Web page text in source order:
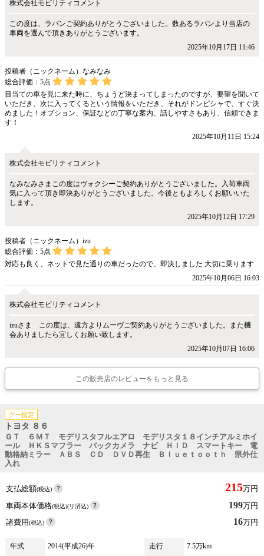
株式会社モビリティコメント
この度は、ラパンご契約ありがとうございました。数あるラパンより当店の
車両を選んで頂きありがとうございます。
2025年10月17日 11:46
投稿者（ニックネーム）なみなみ
総合評価： 5点
目当ての車を見に来た時に、ちょうど決まってしまったのですが、要望を聞いて
いただき、次に入ってくるという情報をいただき、それがドンピシャで、すぐ決
めました！オプション、保証などの丁寧な案内、話しやすさもあり、信頼できま
す！
2025年10月11日 15:24
株式会社モビリティコメント
なみなみさまこの度はヴォクシーご契約ありがとうございました。入荷車両
気に入って頂き即決ありがとうございました。今後ともよろしくお願いいた
します。
2025年10月12日 17:29
投稿者（ニックネーム）izu
総合評価： 5点
対応も良く、ネットで見た通りの車だったので、即決しました 大切に乗ります
2025年10月06日 16:03
株式会社モビリティコメント
izuさま この度は、遠方よりムーヴご契約ありがとうございました。また機
会ありましたら宜しくお願い致します。
2025年10月07日 16:06
この販売店のレビューをもっと見る
グー鑑定
トヨタ ８６
ＧＴ ６ＭＴ モデリスタフルエアロ モデリスタ１８インチアルミホイ
ール ＨＫＳマフラー バックカメラ ナビ ＨＩＤ スマートキー 電
動格納ミラー ＡＢＳ ＣＤ ＤＶＤ再生 Ｂｌｕｅｔｏｏｔｈ 県外仕
入れ
支払総額(税込) 215万円
車両本体価格(税込)(リ済込) 199万円
諸費用(税込) 16万円
年式 2014(平成26)年 走行
7.5万km